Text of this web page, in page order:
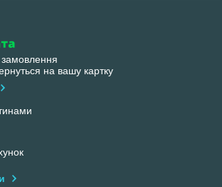
на вашу картку